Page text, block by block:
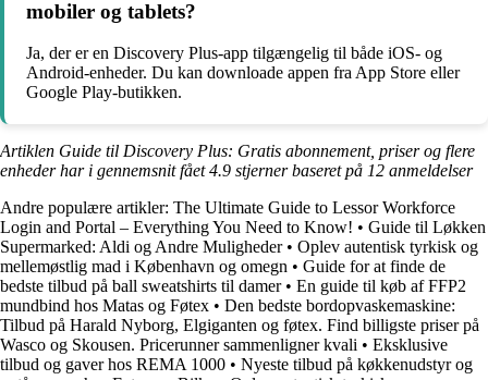
mobiler og tablets?
Ja, der er en Discovery Plus-app tilgængelig til både iOS- og
Android-enheder. Du kan downloade appen fra App Store eller
Google Play-butikken.
Artiklen Guide til Discovery Plus: Gratis abonnement, priser og flere
enheder har i gennemsnit fået4.9 stjerner baseret på 12 anmeldelser
Andre populære artikler: The Ultimate Guide to Lessor Workforce
Login and Portal – Everything You Need to Know! • Guide til Løkken
Supermarked: Aldi og Andre Muligheder• Oplev autentisk tyrkisk og
mellemøstlig mad i København og omegn • Guide for at finde de
bedste tilbud på ball sweatshirts til damer• En guide til køb af FFP2
mundbind hos Matas og Føtex • Den bedste bordopvaskemaskine:
Tilbud på Harald Nyborg, Elgiganten og føtex. Find billigste priser på
Wasco og Skousen. Pricerunner sammenligner kvali • Eksklusive
tilbud og gaver hos REMA 1000 • Nyeste tilbud på køkkenudstyr og